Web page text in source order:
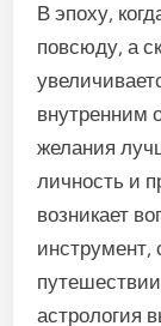
В эпоху,
повсюду, а
внутренним
желания
личность и
возникает
астрология